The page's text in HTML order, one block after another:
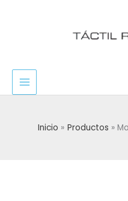
Inicio Productos